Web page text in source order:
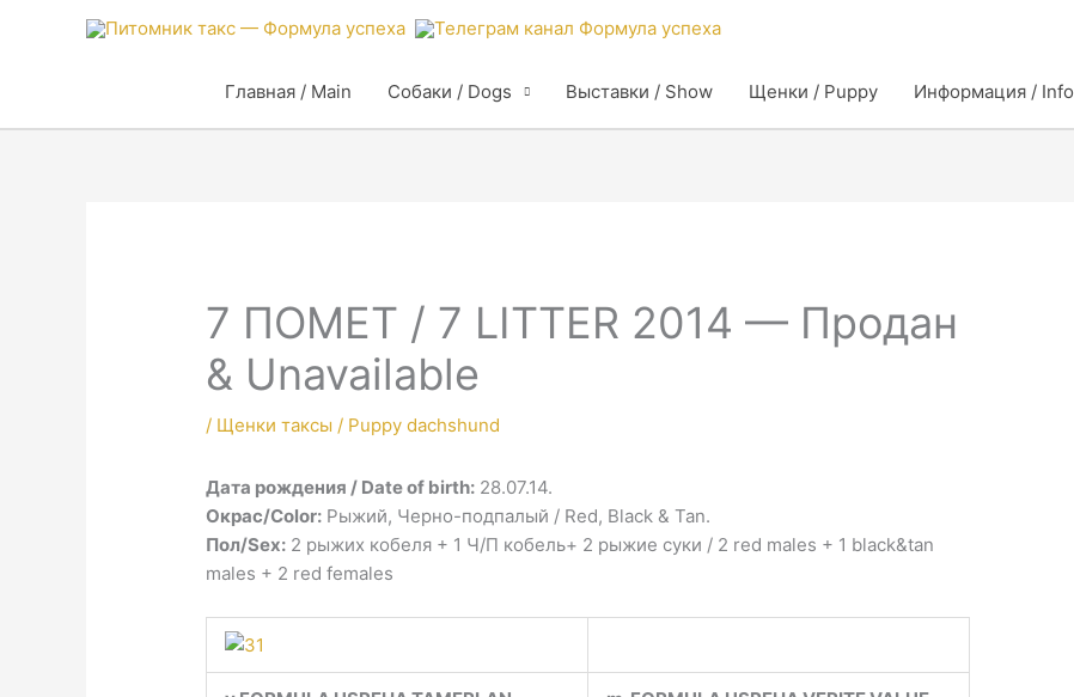
Главная / Main Собаки / Dogs Выставки / Show Щенки / Puppy Информация / Info
7 ПОМЕТ / 7 LITTER 2014 — Продан
& Unavailable
/ Щенки таксы / Puppy dachshund
Дата рождения / Date of birth: 28.07.14.
Окрас/Color: Рыжий, Черно-подпалый / Red, Black & Tan.
Пол/Sex: 2 рыжих кобеля + 1 Ч/П кобель+ 2 рыжие суки / 2 red males + 1 black&tan
males + 2 red females